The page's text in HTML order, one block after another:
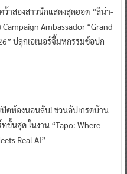
าสองสาวนักแสดงสุดฮอต “ลีน่า-
Ambassador “Grand
ปลุกเอเนอร์จี้มหกรรมช้อปก
ปิดห้องนอนลับ! ชวนอัปเกรดบ้าน
ขั้นสุด ในงาน “Tapo: Where
Real AI”